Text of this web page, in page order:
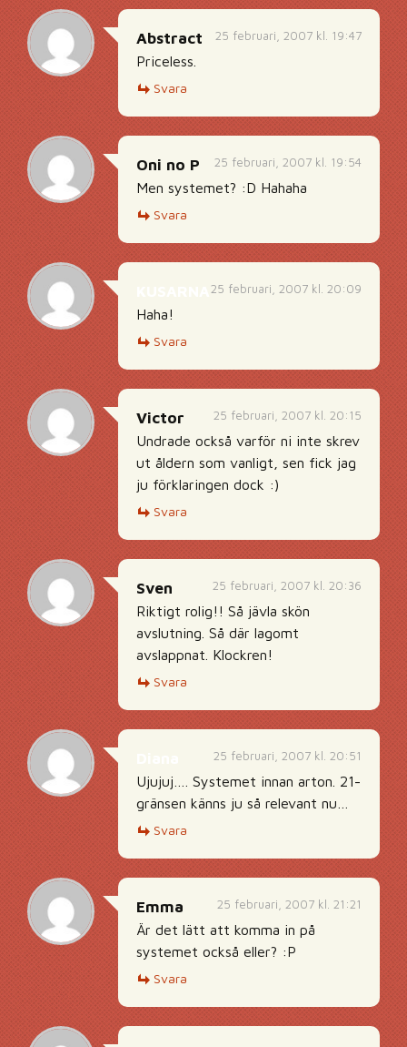
25 februari, 2007 kl. 19:47
Abstract
Priceless.
Svara
25 februari, 2007 kl. 19:54
Oni no P
Men systemet? :D Hahaha
Svara
25 februari, 2007 kl. 20:09
Haha!
Svara
25 februari, 2007 kl. 20:15
Victor
Undrade också varför ni inte skrev
ut åldern som vanligt, sen fick jag
ju förklaringen dock :)
Svara
25 februari, 2007 kl. 20:36
Sven
Riktigt rolig!! Så jävla skön
avslutning. Så där lagomt
avslappnat. Klockren!
Svara
25 februari, 2007 kl. 20:51
Ujujuj…. Systemet innan arton. 21-
gränsen känns ju så relevant nu…
Svara
25 februari, 2007 kl. 21:21
Emma
Är det lätt att komma in på
systemet också eller? :P
Svara